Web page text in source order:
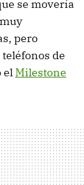
se movería
pero
de
el Milestone